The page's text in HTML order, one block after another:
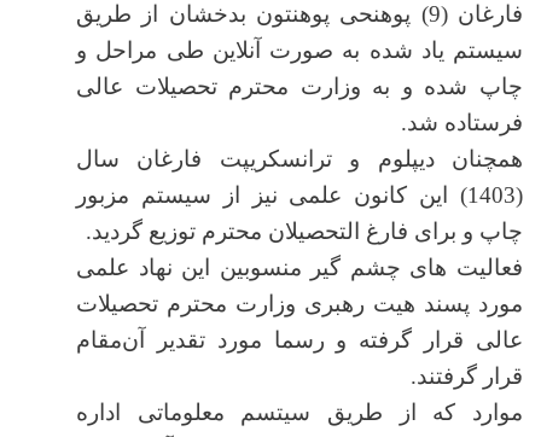
فارغان (9) پوهنحی پوهنتون بدخشان از طریق
سیستم یاد شده به صورت آنلاین طی مراحل و
چاپ شده و به وزارت محترم تحصیلات عالی
فرستاده شد.
همچنان دیپلوم و ترانسکریپت فارغان سال
(1403) این کانون علمی نیز از سیستم مزبور
چاپ و برای فارغ التحصیلان محترم توزیع گردید.
فعالیت های چشم گیر منسوبین این نهاد علمی
مورد پسند هیت رهبری وزارت محترم تحصیلات
عالی قرار گرفته و رسما مورد تقدیر آن‌مقام
قرار گرفتند.
موارد که از طریق سیتسم معلوماتی اداره